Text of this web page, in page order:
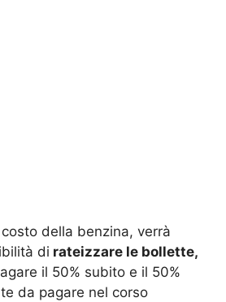
della benzina, verrà
di rateizzare le bollette,
il 50% subito e il 50%
da pagare nel corso